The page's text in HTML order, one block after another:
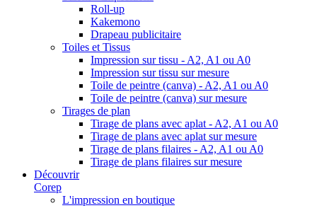
Roll-up
Kakemono
Drapeau publicitaire
Toiles et Tissus
Impression sur tissu - A2, A1 ou A0
Impression sur tissu sur mesure
Toile de peintre (canva) - A2, A1 ou A0
Toile de peintre (canva) sur mesure
Tirages de plan
Tirage de plans avec aplat - A2, A1 ou A0
Tirage de plans avec aplat sur mesure
Tirage de plans filaires - A2, A1 ou A0
Tirage de plans filaires sur mesure
Découvrir
Corep
L'impression en boutique